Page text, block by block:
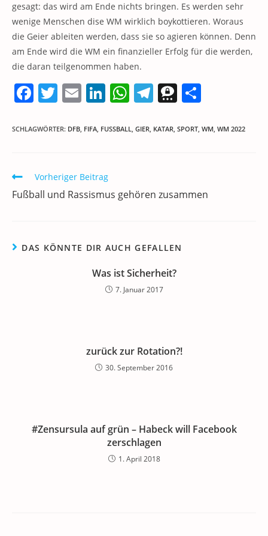
gesagt: das wird am Ende nichts bringen. Es werden sehr
wenige Menschen dise WM wirklich boykottieren. Woraus
die Geier ableiten werden, dass sie so agieren können. Denn
am Ende wird die WM ein finanzieller Erfolg für die werden,
die daran teilgenommen haben.
F
c
b
o
T
itt
E
ai
Li
k
dI
n
W
at
p
T
e
m
T
re
a
le
SCHLAGWÖRTER: DFB, FIFA, FUSSBALL , GIER, KATAR, SPORT, WM, WM 2022
Weitere
Artikel
ansehen
Vorheriger Beitrag
Fußball und Rassismus gehören zusammen
DAS KÖNNTE DIR AUCH GEFALLEN
Was ist Sicherheit?
7. Januar 2017
zurück zur Rotation?!
30. September 2016
#Zensursula auf grün – Habeck will Facebook
zerschlagen
1. April 2018